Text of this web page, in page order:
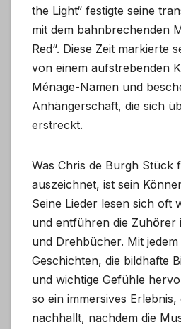
the Light“ festigte seine
mit dem bahnbrechenden
Red“. Diese Zeit markierte
von einem aufstrebenden
Ménage-Namen und
Anhängerschaft, die sich
erstreckt.
Was Chris de Burgh Stück
auszeichnet, ist sein
Seine Lieder lesen sich oft
und entführen die Zuhörer
und Drehbücher. Mit
Geschichten, die bildhafte
und wichtige Gefühle
so ein immersives
nachhallt, nachdem die